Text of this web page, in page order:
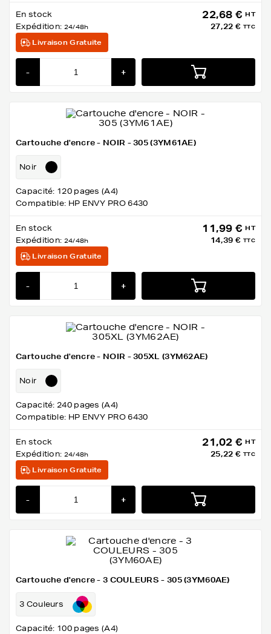
En stock
Expédition: 24/48h
22,68 € HT
27,22 € TTC
Livraison Gratuite
- +
Cartouche d'encre - NOIR - 305 (3YM61AE)
Noir
Capacité: 120 pages (A4)
Compatible: HP ENVY PRO 6430
En stock
Expédition: 24/48h
11,99 € HT
14,39 € TTC
Livraison Gratuite
- +
Cartouche d'encre - NOIR - 305XL (3YM62AE)
Noir
Capacité: 240 pages (A4)
Compatible: HP ENVY PRO 6430
En stock
Expédition: 24/48h
21,02 € HT
25,22 € TTC
Livraison Gratuite
- +
Cartouche d'encre - 3 COULEURS - 305 (3YM60AE)
3 Couleurs
Capacité: 100 pages (A4)